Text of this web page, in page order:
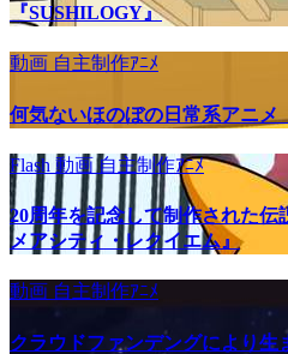
『SUSHILOGY』
動画 自主制作ｱﾆﾒ
何気ないほのぼの日常系アニメ
Flash 動画自主制作ｱﾆﾒ
20周年を記念して制作された
メアシティ・レクイエム』
動画 自主制作ｱﾆﾒ
クラウドファンデングにより